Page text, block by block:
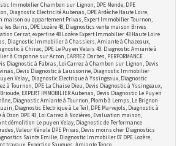
Immobilier Chambon sur Lignon, DPE Mende, DPE
Diagnostic Electricité Aubenas, DPE Ardèche Haute Loire,
maison ou appartement Privas, Expert Immobilier Tournon,
les Bains, DPE Lozère 48, Diagnostics vente maison Brives
Cerzat, expertise 48 Lozère Expert Immobilier 43 Haute Loire
Diagnostic Immobilier à Chassiers, Amiante à Chazeaux,
à Chirac, DPE Le Puy en Velais 43. Diagnostic Amiante à
à Craponne sur Arzon, CARREZ Darbes, PERFORMANCE
Diagnostic à Fabras, Loi Carrez à Chambon sur Lignon, Devis
Devis Diagnostic à Laussonne, Diagnostic Immobilier
en Velay,, Diagnostic Electrique à Yssingeaux, Diagnostic
à Tournon, DPE La Chaise Dieu, Devis Diagnostic à Yssingeaux,
EXPERT IMMOBILIER Aubenas, Devis Diagnostic Le Puy en
Diagnostic Amiante à Tournon, Plomb à Lemps, Le Brignon
Diagnostic Electrique à Le Teil, DPE Marvejols, Diagnostic à
Ozon DPE 43, Loi Carrez à Nozières, Evaluation maison,
démolition Le puy en Velay, Diagnostic de Performance
Valeur Vénale DPE Privas, Devis moins cher Diagnostics
Sainte Emilie, Diagnostic Immobilier 07 DPE Lozère,
travaux, Expertise Saugues, Amiante Tence.